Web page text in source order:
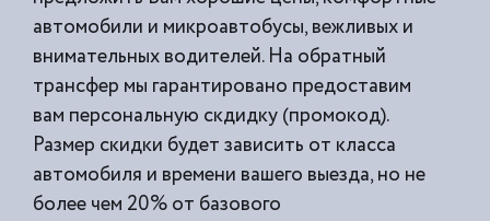
автомобили и микроавтобусы, вежливых и
внимательных водителей. На обратный
трансфер мы гарантировано предоставим
вам персональную скдидку (промокод).
Размер скидки будет зависить от класса
автомобиля и времени вашего выезда, но не
более чем 20% от базового